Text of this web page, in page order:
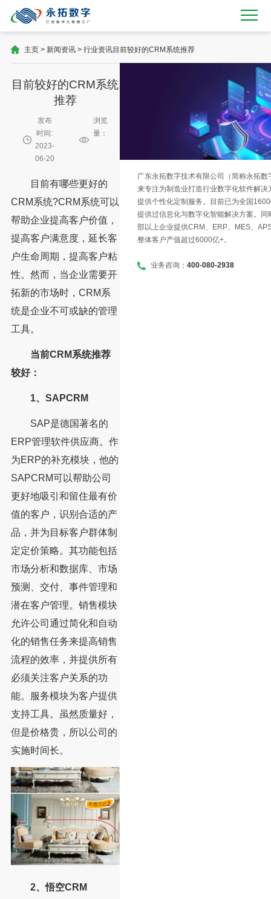
主页> 新闻资讯> 行业资讯目前较好的CRM系统推荐
目前较好的CRM系统
推荐
发布
时间:
2023-
06-20
浏览
量：
目前有哪些更好的
CRM系统?CRM系统可以
帮助企业提高客户价值，
提高客户满意度，延长客
户生命周期，提高客户粘
性。然而，当企业需要开
拓新的市场时，CRM系
统是企业不可或缺的管理
工具。
当前CRM系统推荐
较好：
1、SAPCRM
SAP是德国著名的
ERP管理软件供应商。作
为ERP的补充模块，他的
SAPCRM可以帮助公司
更好地吸引和留住最有价
值的客户，识别合适的产
品，并为目标客户群体制
定定价策略。其功能包括
市场分析和数据库、市场
预测、交付、事件管理和
潜在客户管理。销售模块
允许公司通过简化和自动
化的销售任务来提高销售
流程的效率，并提供所有
必须关注客户关系的功
能。服务模块为客户提供
支持工具。虽然质量好，
但是价格贵，所以公司的
实施时间长。
2、悟空CRM
广东永拓数字技术有限公司（简称永拓
来专注为制造业打造行业数字化软件解决
提供个性化定制服务。目前已为全国
提供过信息化与数字化智能解决方案。
部以上企业提供CRM、ERP、MES、
整体客户产值超过6000亿+。
业务咨询： 400-080-2938